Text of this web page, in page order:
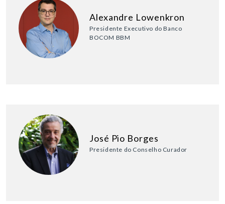
Alexandre Lowenkron
Presidente Executivo do Banco
BOCOM BBM
José Pio Borges
Presidente do Conselho Curador